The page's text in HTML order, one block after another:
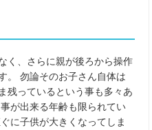
く、さらに親が後ろから操作
。 勿論そのお子さん自体は
残っているという事も多々あ
が出来る年齢も限られてい
に子供が大きくなってしま